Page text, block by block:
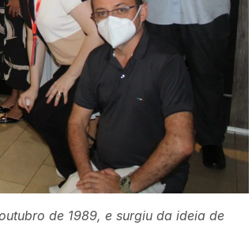
de 1989, e surgiu da ideia de